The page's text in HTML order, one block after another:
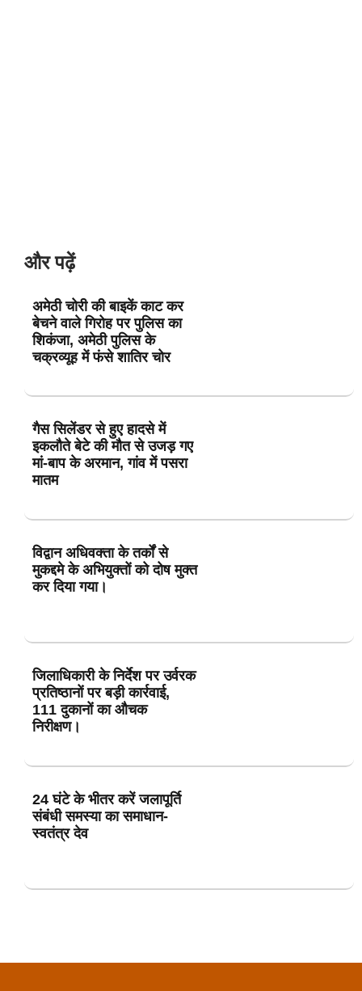
और पढ़ें
अमेठी चोरी की बाइकें काट कर
बेचने वाले गिरोह पर पुलिस का
शिकंजा, अमेठी पुलिस के
चक्रव्यूह में फंसे शातिर चोर
गैस सिलेंडर से हुए हादसे में
इकलौते बेटे की मौत से उजड़ गए
मां-बाप के अरमान, गांव में पसरा
मातम
विद्वान अधिवक्ता के तर्कों से
मुकद्दमे के अभियुक्तों को दोष मुक्त
कर दिया गया।
जिलाधिकारी के निर्देश पर उर्वरक
प्रतिष्ठानों पर बड़ी कार्रवाई,
111 दुकानों का औचक
निरीक्षण।
24 घंटे के भीतर करें जलापूर्ति
संबंधी समस्या का समाधान-
स्वतंत्र देव